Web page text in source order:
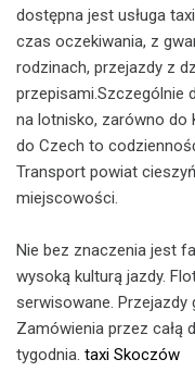
dostępna jest usługa
czas oczekiwania, z
rodzinach, przejazdy z
przepisami.Szczególnie
na lotnisko, zarówno do
do Czech to
Transport powiat
miejscowości.
Nie bez znaczenia jest
wysoką kulturą jazdy.
serwisowane. Przejazdy
Zamówienia przez całą
tygodnia. taxi Skoczów